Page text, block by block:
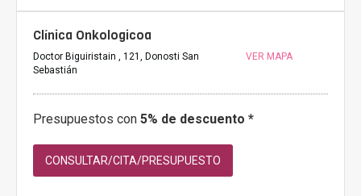
Clínica Onkologicoa
Doctor Biguiristain , 121, Donosti San
Sebastián
VER MAPA
Presupuestos con 5% de descuento *
CONSULTAR/CITA/PRESUPUESTO